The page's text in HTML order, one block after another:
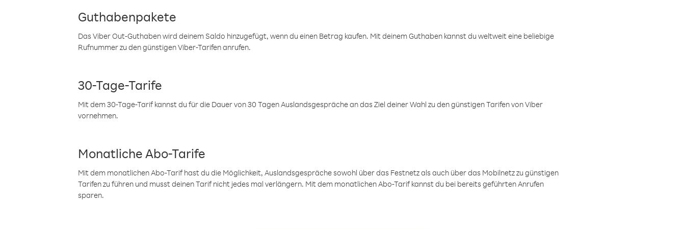
Guthabenpakete
Das Viber Out-Guthaben wird deinem Saldo hinzugefügt, wenn du einen Betrag kaufen. Mit deinem Guthaben kannst du weltweit eine beliebige
Rufnummer zu den günstigen Viber-Tarifen anrufen.
30-Tage-Tarife
Mit dem 30-Tage-Tarif kannst du für die Dauer von 30 Tagen Auslandsgespräche an das Ziel deiner Wahl zu den günstigen Tarifen von Viber
vornehmen.
Monatliche Abo-Tarife
Mit dem monatlichen Abo-Tarif hast du die Möglichkeit, Auslandsgespräche sowohl über das Festnetz als auch über das Mobilnetz zu günstigen
Tarifen zu führen und musst deinen Tarif nicht jedes mal verlängern. Mit dem monatlichen Abo-Tarif kannst du bei bereits geführten Anrufen
sparen.